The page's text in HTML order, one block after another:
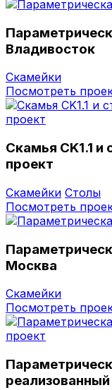
Владивостоĸ
Скамейки
Посмотреть
Скамья CK1.1
проект
Скамейки Столы
Посмотреть
Москва
Скамейки
Посмотреть